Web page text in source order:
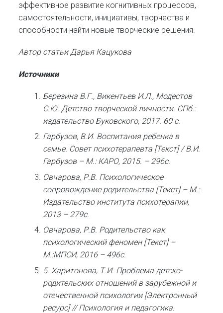
эффективное развитие когнитивных процессов,
самостоятельности, инициативы, творчества и
способности найти новые творческие решения.
Автор статьи Дарья Кацукова
Источники
Березина В.Г., Викентьев И.Л., Модестов
С.Ю. Детство творческой личности. СПб.:
издательство Буковского, 2017. 60 с.
Гарбузов, В.И. Воспитания ребенка в
семье. Совет психотерапевта [Текст] / В.И.
Гарбузов – М.: КАРО, 2015. – 296с.
Овчарова, Р.В. Психологическое
сопровождение родительства [Текст] – М.:
Издательство института психотерапии,
2013 – 279с.
Овчарова, Р.В. Родительство как
психологический феномен [Текст] –
М.:МПСИ, 2016 – 496с.
5. Харитонова, Т.И. Проблема детско-
родительских отношений в зарубежной и
отечественной психологии [Электронный
ресурс] // Психология и педагогика.